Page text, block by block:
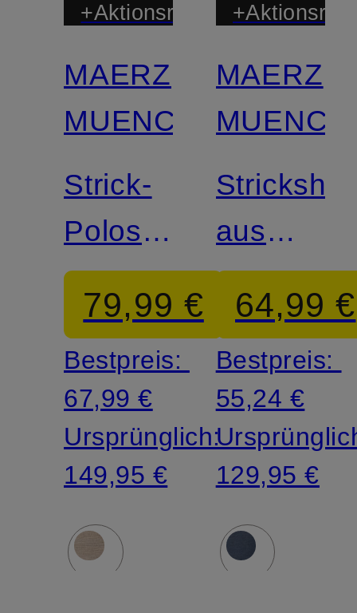
+Aktionsrabatt
MAERZ
MUENCHEN
Strick-
Poloshirt
aus
Merinowolle
79,99 €
Bestpreis:
67,99 €
Ursprünglich:
149,95 €
MAERZ
Strickshirt
aus
64,99 €
Bestpreis:
55,24 €
129,95 €